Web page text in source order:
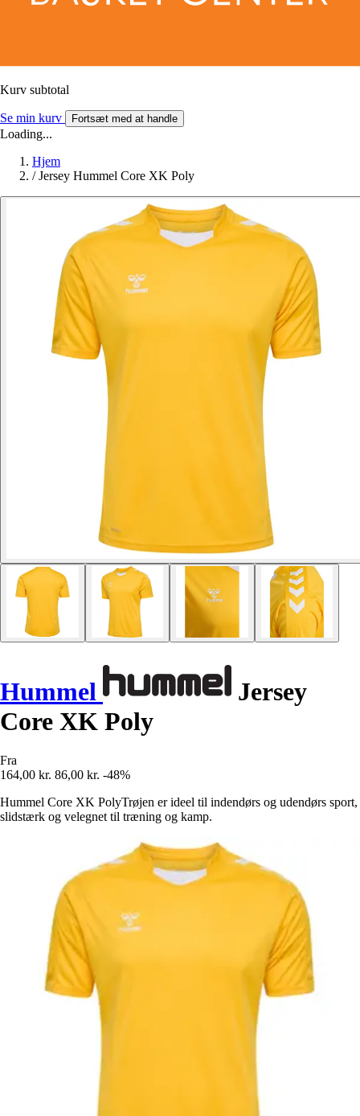
Kurv subtotal
Se min kurv Fortsæt med at handle
Loading...
Hjem
/ Jersey Hummel Core XK Poly
Hummel
Jersey
Core XK Poly
Fra
164,00 kr. 86,00 kr. -48%
Hummel Core XK PolyTrøjen er ideel til indendørs og udendørs sport,
slidstærk og velegnet til træning og kamp.